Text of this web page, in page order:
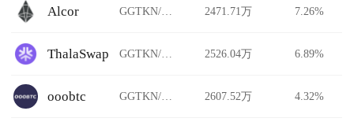
Alcor GGTKN/USDT 2471.71万 7.26%
ThalaSwap GGTKN/USDT 2526.04万 6.89%
ooobtc GGTKN/USDT 2607.52万 4.32%